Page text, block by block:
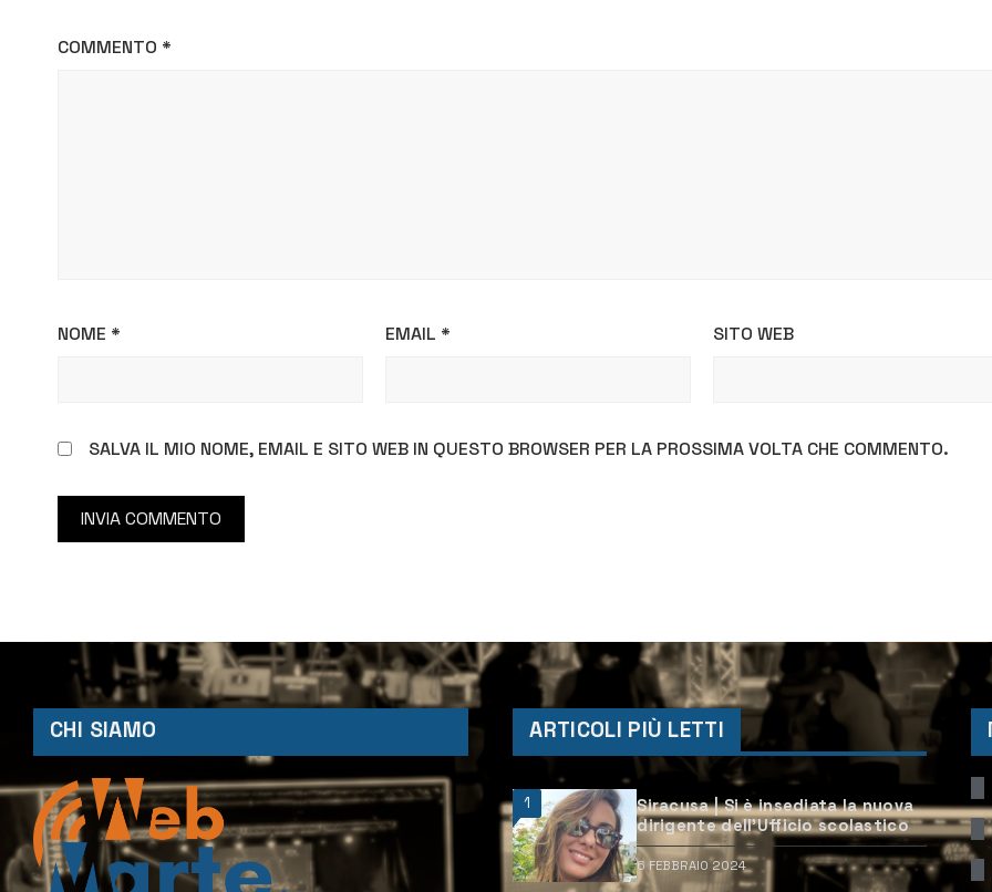
COMMENTO *
NOME * EMAIL * SITO WEB
SALVA IL MIO NOME, EMAIL E SITO WEB IN QUESTO BROWSER PER LA PROSSIMA VOLTA CHE COMMENTO.
CHI SIAMO ARTICOLI PIÙ LETTI
1
Siracusa | Si è insediata la nuova
dirigente dell’Ufficio scolastico
6 FEBBRAIO 2024